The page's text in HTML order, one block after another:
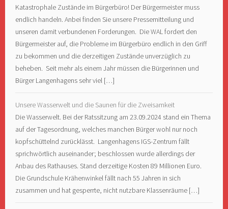
Katastrophale Zustände im Bürgerbüro! Der Bürgermeister muss
endlich handeln. Anbei finden Sie unsere Pressemitteilung und
unseren damit verbundenen Forderungen. Die WAL fordert den
Bürgermeister auf, die Probleme im Bürgerbüro endlich in den Griff
zu bekommen und die derzeitigen Zustände unverzüglich zu
beheben. Seit mehr als einem Jahr müssen die Bürgerinnen und
Bürger Langenhagens sehr viel […]
Unsere Wasserwelt und die Saunen für die Zweisamkeit
Die Wasserwelt. Bei der Ratssitzung am 23.09.2024 stand ein Thema
auf der Tagesordnung, welches manchen Bürger wohl nur noch
kopfschüttelnd zurücklässt. Langenhagens IGS-Zentrum fällt
sprichwörtlich auseinander; beschlossen wurde allerdings der
Anbau des Rathauses. Stand derzeitige Kosten 89 Millionen Euro.
Die Grundschule Krähenwinkel fällt nach 55 Jahren in sich
zusammen und hat gesperrte, nicht nutzbare Klassenräume […]